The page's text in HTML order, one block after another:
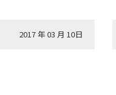
2017 年 03 月 10日